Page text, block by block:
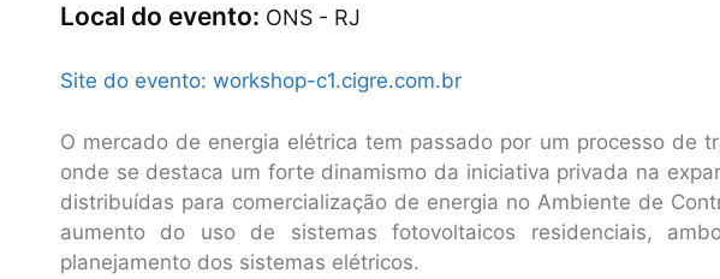
Local do evento: ONS - RJ
Site do evento: workshop-c1.cigre.com.br
O mercado de energia elétrica tem passado por um processo de
onde se destaca um forte dinamismo da iniciativa privada na
distribuídas para comercialização de energia no Ambiente de
aumento do uso de sistemas fotovoltaicos residenciais,
planejamento dos sistemas elétricos.